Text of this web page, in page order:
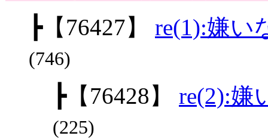
┣【76427】 re(1):嫌い
(746)
┣【76428】 re(2):嫌
(225)